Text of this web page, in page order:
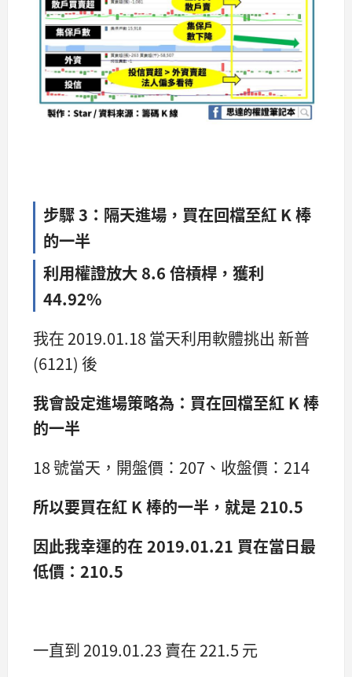
步驟 3：隔天進場，買在回檔至紅 K 棒
的一半
利用權證放大 8.6 倍槓桿，獲利
44.92%
我在 2019.01.18 當天利用軟體挑出 新普
(6121) 後
我會設定進場策略為：買在回檔至紅 K棒
的一半
18 號當天，開盤價：207、收盤價：214
所以要買在紅 K棒的一半，就是 210.5
因此我幸運的在 2019.01.21 買在當日最
低價：210.5
一直到 2019.01.23 賣在 221.5 元